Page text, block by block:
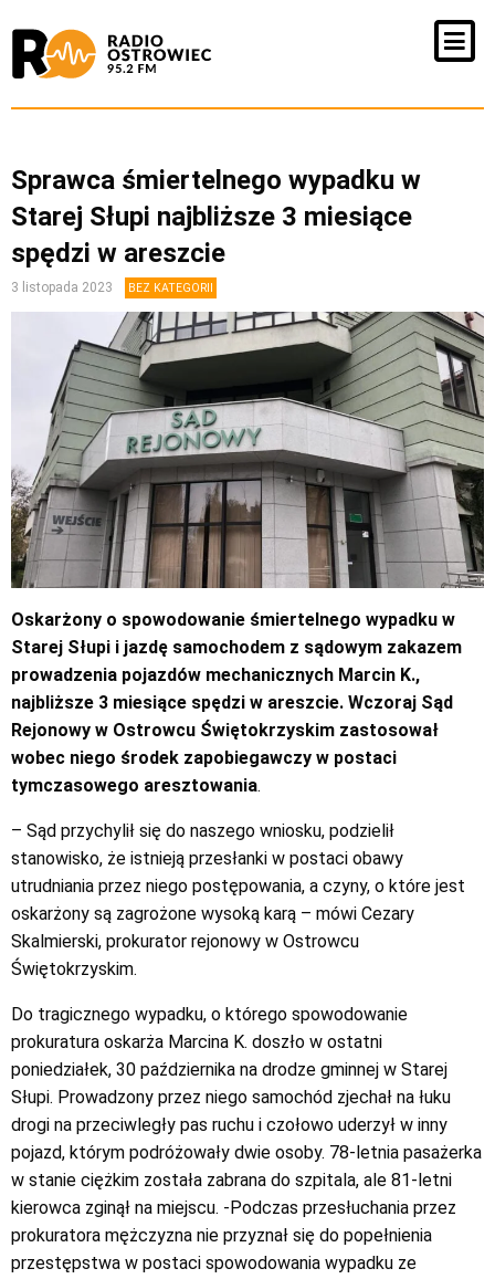
Sprawca śmiertelnego wypadku w
Starej Słupi najbliższe 3 miesiące
spędzi w areszcie
3 listopada 2023 BEZ KATEGORII
Oskarżony o spowodowanie śmiertelnego wypadku w
Starej Słupi i jazdę samochodem z sądowym zakazem
prowadzenia pojazdów mechanicznych Marcin K.,
najbliższe 3 miesiące spędzi w areszcie. Wczoraj Sąd
Rejonowy w Ostrowcu Świętokrzyskim zastosował
wobec niego środek zapobiegawczy w postaci
tymczasowego aresztowania.
– Sąd przychylił się do naszego wniosku, podzielił
stanowisko, że istnieją przesłanki w postaci obawy
utrudniania przez niego postępowania, a czyny, o które jest
oskarżony są zagrożone wysoką karą – mówi Cezary
Skalmierski, prokurator rejonowy w Ostrowcu
Świętokrzyskim.
Do tragicznego wypadku, o którego spowodowanie
prokuratura oskarża Marcina K. doszło w ostatni
poniedziałek, 30 października na drodze gminnej w Starej
Słupi. Prowadzony przez niego samochód zjechał na łuku
drogi na przeciwległy pas ruchu i czołowo uderzył w inny
pojazd, którym podróżowały dwie osoby. 78-letnia pasażerka
w stanie ciężkim została zabrana do szpitala, ale 81-letni
kierowca zginął na miejscu. -Podczas przesłuchania przez
prokuratora mężczyzna nie przyznał się do popełnienia
przestępstwa w postaci spowodowania wypadku ze